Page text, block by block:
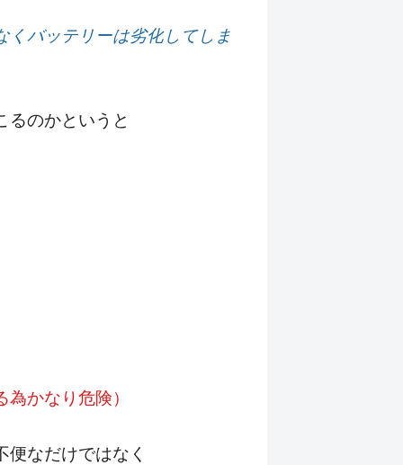
くバッテリーは劣化してしま
るのかというと
かなり危険）
なだけではなく